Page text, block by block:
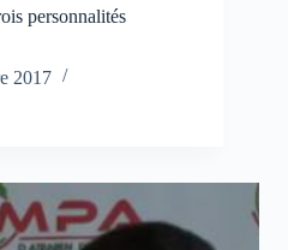
personnalités
2017